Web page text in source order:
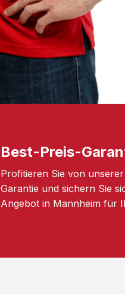
Best-Preis-
Profitieren Sie von
Garantie und sichern Sie
Angebot in Mannheim für